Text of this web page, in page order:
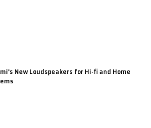
New Loudspeakers for Hi-fi and Home